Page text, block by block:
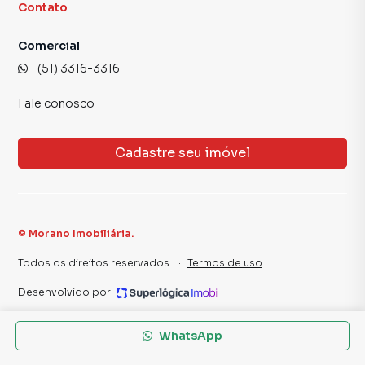
combina qualidade de vida, mobilidade e conveniência.
📲 Agende sua visita com a Morano Imobiliária e a Morano
encontra você lá!
WhatsApp
Contato
Comercial
(51) 3316-3316
Fale conosco
Cadastre seu imóvel
© Morano Imobiliária.
Todos os direitos reservados. · Termos de uso ·
Desenvolvido por